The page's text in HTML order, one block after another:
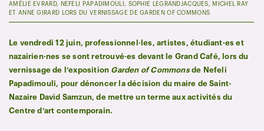
AMÉLIE EVRARD, NEFELI PAPADIMOULI, SOPHIE LEGRANDJACQUES, MICHEL RAY
ET ANNE GIRARD LORS DU VERNISSAGE DE GARDEN OF COMMONS
Le vendredi 12 juin, professionnel·les, artistes, étudiant·es et
nazairien·nes se sont retrouvé·es devant le Grand Café, lors du
vernissage de l’exposition Garden of Commonsde Nefeli
Papadimouli, pour dénoncer la décision du maire de Saint-
Nazaire David Samzun, de mettre un terme aux activités du
Centre d’art contemporain.